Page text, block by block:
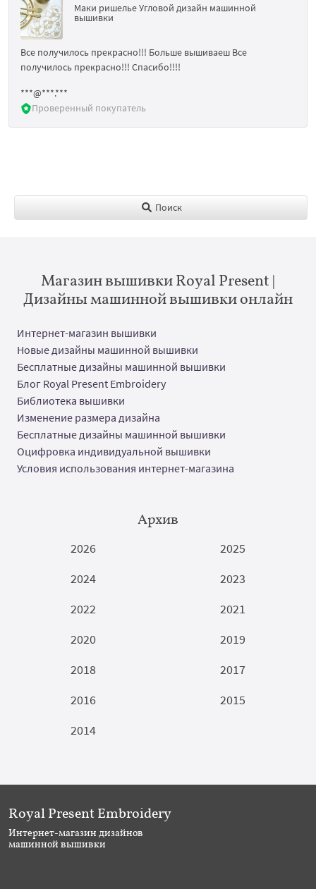
Маки ришелье Угловой дизайн машинной
вышивки
Все получилось прекрасно!!! Больше вышиваеш Все
получилось прекрасно!!! Спасибо!!!!
***@***.***
Проверенный покупатель
Поиск
Магазин вышивки Royal Present |
Дизайны машинной вышивки онлайн
Интернет-магазин вышивки
Новые дизайны машинной вышивки
Бесплатные дизайны машинной вышивки
Блог Royal Present Embroidery
Библиотека вышивки
Изменение размера дизайна
Бесплатные дизайны машинной вышивки
Оцифровка индивидуальной вышивки
Условия использования интернет-магазина
Архив
2026
2025
2024
2023
2022
2021
2020
2019
2018
2017
2016
2015
2014
Royal Present Embroidery
Интернет-магазин дизайнов
машинной вышивки